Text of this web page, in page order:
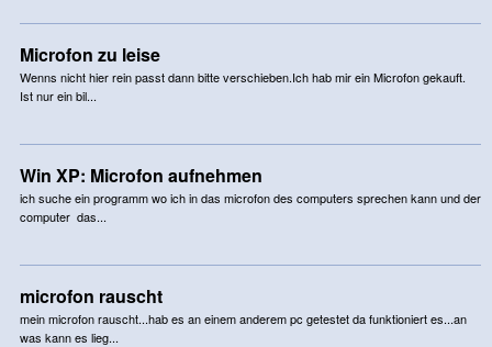
Microfon zu leise
Wenns nicht hier rein passt dann bitte verschieben.Ich hab mir ein Microfon gekauft.
Ist nur ein bil...
Win XP: Microfon aufnehmen
ich suche ein programm wo ich in das microfon des computers sprechen kann und der
computer das...
microfon rauscht
mein microfon rauscht...hab es an einem anderem pc getestet da funktioniert es...an
was kann es lieg...